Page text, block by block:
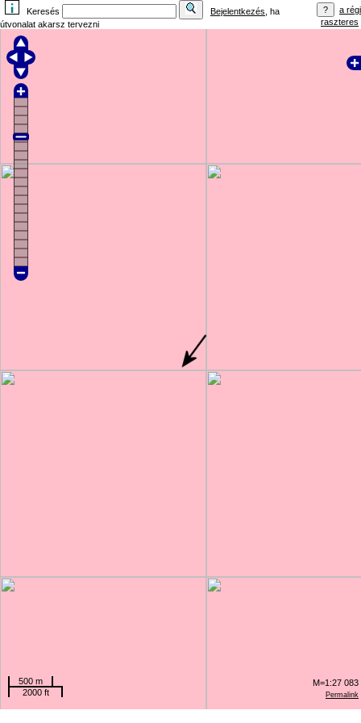
Keresés Bejelentkezés , ha
útvonalat akarsz tervezni
a régi
raszteres
Permalink
500 m
2000 ft
M=1:27 083